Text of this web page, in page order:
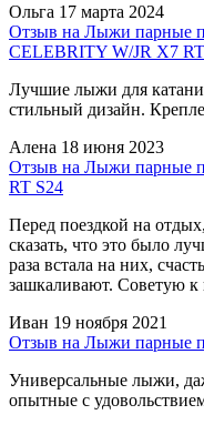
Ольга 17 марта 2024
Отзыв на Лыжи парные
CELEBRITY W/JR X7
Лучшие лыжи для
стильный дизайн.
Алена 18 июня 2023
Отзыв на Лыжи парные
RT S24
Перед поездкой на
сказать, что это было
раза встала на них,
зашкаливают. Советую к
Иван 19 ноября 2021
Отзыв на Лыжи парные
Универсальные лыжи,
опытные с